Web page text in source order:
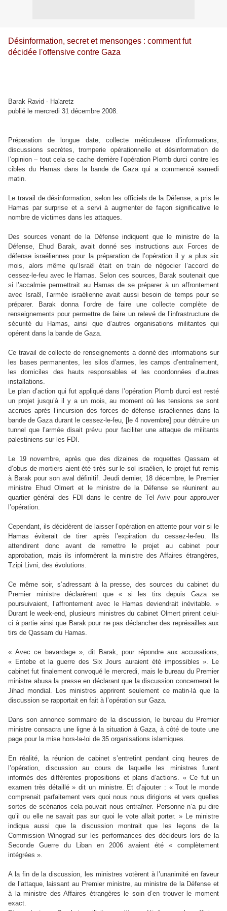
Désinformation, secret et mensonges : comment fut
décidée l'offensive contre Gaza
Barak Ravid - Ha'aretz
publié le mercredi 31 décembre 2008.
Préparation de longue date, collecte méticuleuse d’informations,
discussions secrètes, tromperie opérationnelle et désinformation de
l’opinion – tout cela se cache derrière l’opération Plomb durci contre les
cibles du Hamas dans la bande de Gaza qui a commencé samedi
matin.
Le travail de désinformation, selon les officiels de la Défense, a pris le
Hamas par surprise et a servi à augmenter de façon significative le
nombre de victimes dans les attaques.
Des sources venant de la Défense indiquent que le ministre de la
Défense, Ehud Barak, avait donné ses instructions aux Forces de
défense israéliennes pour la préparation de l’opération il y a plus six
mois, alors même qu’Israël était en train de négocier l’accord de
cessez-le-feu avec le Hamas. Selon ces sources, Barak soutenait que
si l’accalmie permettrait au Hamas de se préparer à un affrontement
avec Israël, l’armée israélienne avait aussi besoin de temps pour se
préparer. Barak donna l’ordre de faire une collecte complète de
renseignements pour permettre de faire un relevé de l’infrastructure de
sécurité du Hamas, ainsi que d’autres organisations militantes qui
opérent dans la bande de Gaza.
Ce travail de collecte de renseignements a donné des informations sur
les bases permanentes, les silos d’armes, les camps d’entraînement,
les domiciles des hauts responsables et les coordonnées d’autres
installations.
Le plan d’action qui fut appliqué dans l’opération Plomb durci est resté
un projet jusqu’à il y a un mois, au moment où les tensions se sont
accrues après l’incursion des forces de défense israéliennes dans la
bande de Gaza durant le cessez-le-feu, [le 4 novembre] pour détruire un
tunnel que l’armée disait prévu pour faciliter une attaque de militants
palestiniens sur les FDI.
Le 19 novembre, après que des dizaines de roquettes Qassam et
d’obus de mortiers aient été tirés sur le sol israélien, le projet fut remis
à Barak pour son aval définitif. Jeudi dernier, 18 décembre, le Premier
ministre Ehud Olmert et le ministre de la Défense se réunirent au
quartier général des FDI dans le centre de Tel Aviv pour approuver
l’opération.
Cependant, ils décidèrent de laisser l’opération en attente pour voir si le
Hamas éviterait de tirer après l’expiration du cessez-le-feu. Ils
attendirent donc avant de remettre le projet au cabinet pour
approbation, mais ils informèrent la ministre des Affaires étrangères,
Tzipi Livni, des évolutions.
Ce même soir, s’adressant à la presse, des sources du cabinet du
Premier ministre déclarèrent que « si les tirs depuis Gaza se
poursuivaient, l’affrontement avec le Hamas deviendrait inévitable. »
Durant le week-end, plusieurs ministres du cabinet Olmert prirent celui-
ci à partie ainsi que Barak pour ne pas déclancher des représailles aux
tirs de Qassam du Hamas.
« Avec ce bavardage », dit Barak, pour répondre aux accusations,
« Entebe et la guerre des Six Jours auraient été impossibles ». Le
cabinet fut finalement convoqué le mercredi, mais le bureau du Premier
ministre abusa la presse en déclarant que la discussion concernerait le
Jihad mondial. Les ministres apprirent seulement ce matin-là que la
discussion se rapportait en fait à l’opération sur Gaza.
Dans son annonce sommaire de la discussion, le bureau du Premier
ministre consacra une ligne à la situation à Gaza, à côté de toute une
page pour la mise hors-la-loi de 35 organisations islamiques.
En réalité, la réunion de cabinet s’entretint pendant cinq heures de
l’opération, discussion au cours de laquelle les ministres furent
informés des différentes propositions et plans d’actions. « Ce fut un
examen très détaillé » dit un ministre. Et d’ajouter : « Tout le monde
comprenait parfaitement vers quoi nous nous dirigions et vers quelles
sortes de scénarios cela pouvait nous entraîner. Personne n’a pu dire
qu’il ou elle ne savait pas sur quoi le vote allait porter. » Le ministre
indiqua aussi que la discussion montrait que les leçons de la
Commission Winograd sur les performances des décideurs lors de la
Seconde Guerre du Liban en 2006 avaient été « complètement
intégrées ».
A la fin de la discussion, les ministres votèrent à l’unanimité en faveur
de l’attaque, laissant au Premier ministre, au ministre de la Défense et
à la ministre des Affaires étrangères le soin d’en trouver le moment
exact.